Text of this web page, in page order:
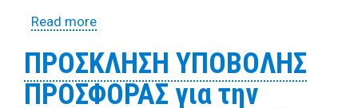
Read moreabout ΟΡΘΗ ΕΠΑΝΑΛΗΨΗ ΠΡΟΣΚΛΗΣΗ
οχήματος τύπου ΑΠΟΡΡΙΜΜΑΤΟΦΟΡΟ με
αριθμ. κυκλοφορίας ΚΗΗ 6068
ΠΡΟΣΚΛΗΣΗ ΥΠΟΒΟΛΗΣ
ΠΡΟΣΦΟΡΑΣ για την